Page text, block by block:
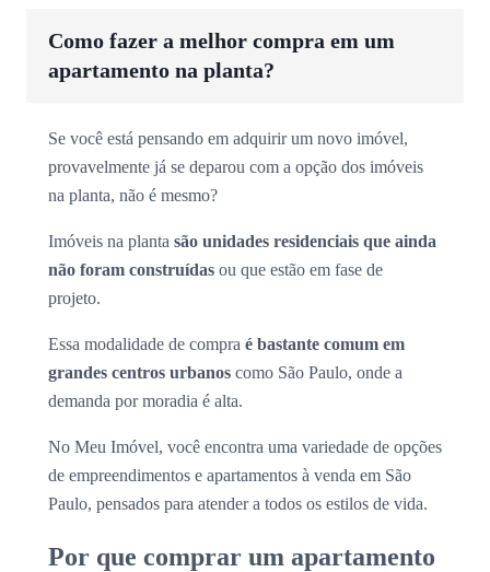
Como fazer a melhor compra em um
apartamento na planta?
Se você está pensando em adquirir um novo imóvel,
provavelmente já se deparou com a opção dos imóveis
na planta, não é mesmo?
Imóveis na planta são unidades residenciais que ainda
não foram construídas ou que estão em fase de
projeto.
Essa modalidade de compra é bastante comum em
grandes centros urbanos como São Paulo, onde a
demanda por moradia é alta.
No Meu Imóvel, você encontra uma variedade de opções
de empreendimentos e apartamentos à venda em São
Paulo, pensados para atender a todos os estilos de vida.
Por que comprar um apartamento